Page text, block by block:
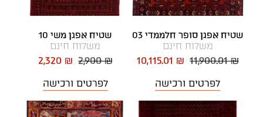
שטיח אפגן סופר חלממדי 03
משלוח חינם
11,900.01 ₪
10,115.01 ₪
לפרטים ורכישה
שטיח אפגן משי 10
משלוח חינם
2,900 ₪
2,320 ₪
לפרטים ורכישה